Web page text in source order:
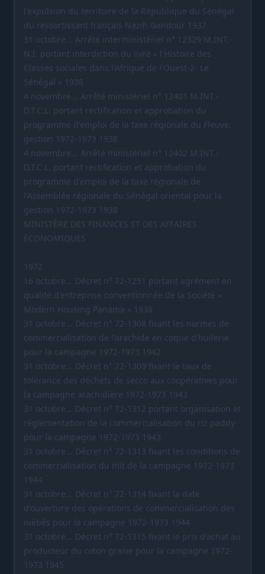
l'expulsion du territoire de la République du Sénégal
du ressortissant français Nazih Gandour 1937
31 octobre... Arrêté interministériel n° 12329 M.INT.-
N.I. portant interdiction du livre « l'Histoire des
Classes sociales dans l'Afrique de l'Ouest-2- Le
Sénégal » 1938
4 novembre... Arrêté ministériel n° 12401 M.INT.-
D.T.C.L. portant rectification et approbation du
programme d'emploi de la taxe régionale du Fleuve,
gestion 1972-1973 1938
4 novembre... Arrêté ministériel n° 12402 M.INT.-
D.T.C.L. portant rectification et approbation du
programme d'emploi de la taxe régionale de
l'Assemblée régionale du Sénégal oriental pour la
gestion 1972-1973 1938
MINISTÈRE DES FINANCES ET DES AFFAIRES
ÉCONOMIQUES
1972
16 octobre... Décret n° 72-1251 portant agrément en
qualité d'entreprise conventionnée de la Société «
Modern Housing Panama » 1938
31 octobre... Décret n° 72-1308 fixant les normes de
commercialisation de l'arachide en coque d'huilerie
pour la campagne 1972-1973 1942
31 octobre... Décret n° 72-1309 fixant le taux de
tolérance des déchets de secco aux coopératives pour
la campagne arachidière 1972-1973 1943
31 octobre... Décret n° 72-1312 portant organisation et
réglementation de la commercialisation du riz paddy
pour la campagne 1972-1973 1943
31 octobre... Décret n° 72-1313 fixant les conditions de
commercialisation du mît de la campagne 1972-1973
1944
31 octobre... Décret n° 72-1314 fixant la date
d'ouverture des opérations de commercialisation des
nièbés pour la campagne 1972-1973 1944
31 octobre... Décret n° 72-1315 fixant le prix d'achat au
producteur du coton graive pour la campagne 1972-
1973 1945